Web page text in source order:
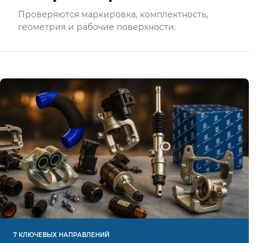
Проверяются маркировка, комплектность,
геометрия и рабочие поверхности.
7 КЛЮЧЕВЫХ НАПРАВЛЕНИЙ